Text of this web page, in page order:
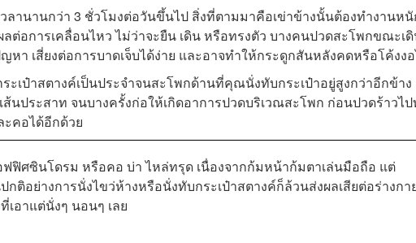
ลานานกว่า 3 ชั่วโมงต่อวันขึ้นไป สิ่งที่ตามมาคือเข่าข้างนั้นต้องทำงานห
ต่อการเคลื่อนไหว ไม่ว่าจะยืน เดิน หรือทรงตัว บางคนปวดสะโพกขณะเ
เสี่ยงต่อการบาดเจ็บได้ง่าย และอาจทำให้กระดูกสันหลังคดหรือโค้งง
ระเป๋าสตางค์เป็นประจำจนสะโพกด้านที่คุณนั่งทับกระเป๋าอยู่สูงกว่าอีกข้าง
นประสาท จนบางครั้งก่อให้เกิดอาการปวดบริเวณสะโพก ก่อนปวดร้าวไ
ะคอได้อีกด้วย
ฟิศซินโดรม หรือคอ บ่า ไหล่ทรุด เนื่องจากก้มหน้าก้มตาเล่นมือถือ แต่
ติอย่างการนั่งไขว่ห้างหรือนั่งทับกระเป๋าสตางค์ก็ล้วนส่งผลเสียต่อร่างกา
เอาแต่นั่งๆ นอนๆ เลย